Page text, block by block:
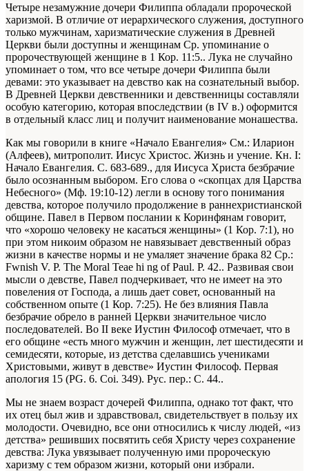
Четыре незамужние дочери Филиппа обладали пророческой
харизмой. В отличие от иерархического служения, доступного
только мужчинам, харизматические служения в Древней
Церкви были доступны и женщинам Ср. упоминание о
пророчествующей женщине в 1 Кор. 11:5.. Лука не случайно
упоминает о том, что все четыре дочери Филиппа были
девами: это указывает на девство как на сознательный выбор.
В Древней Церкви девственники и девственницы составляли
особую категорию, которая впоследствии (в IV в.) оформится
в отдельный класс лиц и получит наименование монашества.
Как мы говорили в книге «Начало Евангелия» См.: Иларион
(Алфеев), митрополит. Иисус Христос. Жизнь и учение. Кн. I:
Начало Евангелия. С. 683-689., для Иисуса Христа безбрачие
было осознанным выбором. Его слова о «скопцах для Царства
Небесного» (Мф. 19:10-12) легли в основу того понимания
девства, которое получило продолжение в раннехристианской
общине. Павел в Первом послании к Коринфянам говорит,
что «хорошо человеку не касаться женщины» (1 Кор. 7:1), но
при этом никоим образом не навязывает девственный образ
жизни в качестве нормы и не умаляет значение брака 82 Ср.:
Fwnish V. Р. The Moral Teae hi ng of Paul. P. 42.. Развивая свои
мысли о девстве, Павел подчеркивает, что не имеет на это
повеления от Господа, а лишь дает совет, основанный на
собственном опыте (1 Кор. 7:25). Не без влияния Павла
безбрачие обрело в ранней Церкви значительное число
последователей. Во II веке Иустин Философ отмечает, что в
его общине «есть много мужчин и женщин, лет шестидесяти и
семидесяти, которые, из детства сделавшись учениками
Христовыми, живут в девстве» Иустин Философ. Первая
апология 15 (PG. 6. Coi. 349). Рус. пер.: С. 44..
Мы не знаем возраст дочерей Филиппа, однако тот факт, что
их отец был жив и здравствовал, свидетельствует в пользу их
молодости. Очевидно, все они относились к числу людей, «из
детства» решивших посвятить себя Христу через сохранение
девства: Лука увязывает полученную ими пророческую
харизму с тем образом жизни, который они избрали.